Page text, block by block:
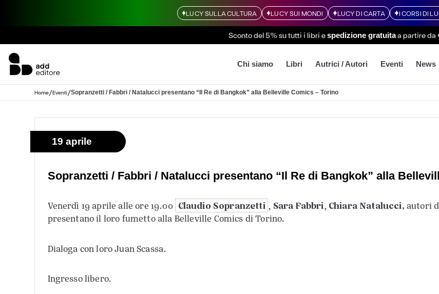
LUCY SULLA CULTURA LUCY SUI MONDI LUCY DI CARTA I CORSI DI
Sconto del 5% su tutti i libri espedizione gratuitaa partire da
Chi siamo Libri Autrici / Autori Eventi News
Home/Eventi/Sopranzetti / Fabbri / Natalucci presentano “Il Re di Bangkok” alla Belleville Comics – Torino
19 aprile
Sopranzetti / Fabbri / Natalucci presentano “Il Re di Bangkok” alla
Venerdì 19 aprile alle ore 19.00 Claudio Sopranzetti , Sara Fabbri,Chiara Natalucci, autori
presentano il loro fumetto alla Belleville Comics di Torino.
Dialoga con loro Juan Scassa.
Ingresso libero.